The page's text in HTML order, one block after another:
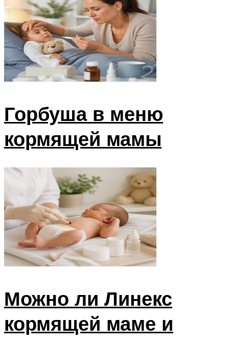
Горбуша в меню
кормящей мамы
Можно ли Линекс
кормящей маме и